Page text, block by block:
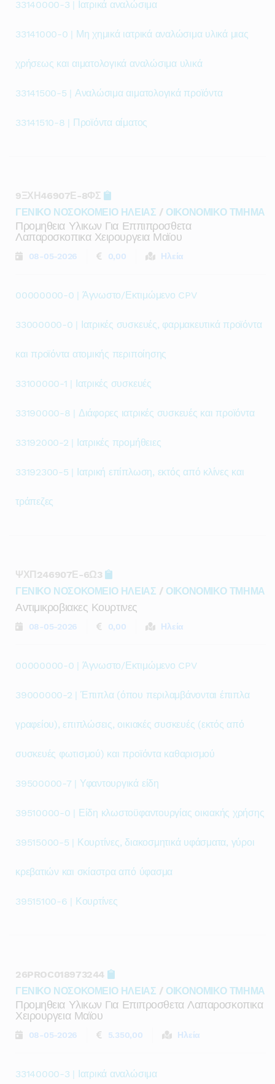
33140000-3 | Ιατρικά αναλώσιμα
33141000-0 | Μη χημικά ιατρικά αναλώσιμα υλικά μιας
χρήσεως και αιματολογικά αναλώσιμα υλικά
33141500-5 | Αναλώσιμα αιματολογικά προϊόντα
33141510-8 | Προϊόντα αίματος
9ΞΧΗ46907Ε-8ΦΣ
ΓΕΝΙΚΟ ΝΟΣΟΚΟΜΕΙΟ ΗΛΕΙΑΣ / ΟΙΚΟΝΟΜΙΚΟ ΤΜΗΜΑ
Προμηθεια Υλικων Για Εππιπροσθετα
Λαπαροσκοπικα Χειρουργεια Μαϊου
08-05-2026 0,00 Ηλεία
00000000-0 | Άγνωστο/Εκτιμώμενο CPV
33000000-0 | Ιατρικές συσκευές, φαρμακευτικά προϊόντα
και προϊόντα ατομικής περιποίησης
33100000-1 | Ιατρικές συσκευές
33190000-8 | Διάφορες ιατρικές συσκευές και προϊόντα
33192000-2 | Ιατρικές προμήθειες
33192300-5 | Ιατρική επίπλωση, εκτός από κλίνες και
τράπεζες
ΨΧΠ246907Ε-6Ω3
ΓΕΝΙΚΟ ΝΟΣΟΚΟΜΕΙΟ ΗΛΕΙΑΣ / ΟΙΚΟΝΟΜΙΚΟ ΤΜΗΜΑ
Αντιμικροβιακες Κουρτινες
08-05-2026 0,00 Ηλεία
00000000-0 | Άγνωστο/Εκτιμώμενο CPV
39000000-2 | Έπιπλα (όπου περιλαμβάνονται έπιπλα
γραφείου), επιπλώσεις, οικιακές συσκευές (εκτός από
συσκευές φωτισμού) και προϊόντα καθαρισμού
39500000-7 | Υφαντουργικά είδη
39510000-0 | Είδη κλωστοϋφαντουργίας οικιακής χρήσης
39515000-5 | Κουρτίνες, διακοσμητικά υφάσματα, γύροι
κρεβατιών και σκίαστρα από ύφασμα
39515100-6 | Κουρτίνες
26PROC018973244
ΓΕΝΙΚΟ ΝΟΣΟΚΟΜΕΙΟ ΗΛΕΙΑΣ / ΟΙΚΟΝΟΜΙΚΟ ΤΜΗΜΑ
Προμηθεια Υλικων Για Επιπροσθετα Λαπαροσκοπικα
Χειρουργεια Μαϊου
08-05-2026 5.350,00 Ηλεία
33140000-3 | Ιατρικά αναλώσιμα